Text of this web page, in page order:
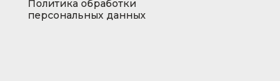
Политика обработки
персональных данных